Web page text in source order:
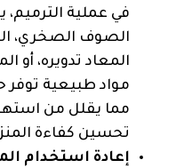
في عملية الترميم،
الصوف الصخري،
المعاد تدويره، أو
مواد طبيعية توفر
مما يقلل من
تحسين كفاءة
إعادة استخدام